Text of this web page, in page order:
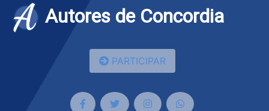
Autores de Concordia
PARTICIPAR